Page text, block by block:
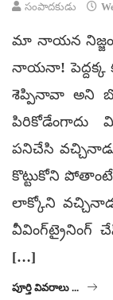
సంపాదకుడు
మా నాయన నిజ్జంగా
నాయనా! పెద్దక్క
శెప్పినావా అని
పిరికోడేంగాదు
పనిచేసి
కొట్టుకోని
లాక్కోని
వీవింగ్‌ట్రైనింగ్‌
[…]
పూర్తి వివరాలు ...